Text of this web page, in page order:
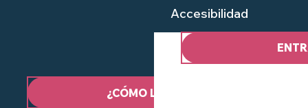
Accesibilidad
¿CÓMO LLEGAR?